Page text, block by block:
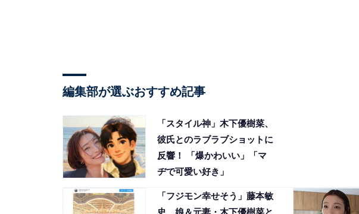
編集部が選ぶおすすめ記事
「スタイル神」木下優樹菜、
彼氏とのラブラブショットに
反響！ 「爆かわいい」「マ
ヂで可愛い好き」
「フジモン幸せそう」藤本敏